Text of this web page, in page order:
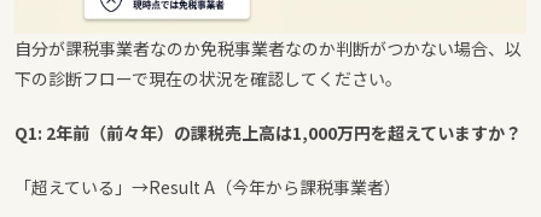
自分が課税事業者なのか免税事業者なのか判断がつかない場合、以
下の診断フローで現在の状況を確認してください。
Q1: 2年前（前々年）の課税売上高は1,000万円を超えていますか？
「超えている」→Result A（今年から課税事業者）